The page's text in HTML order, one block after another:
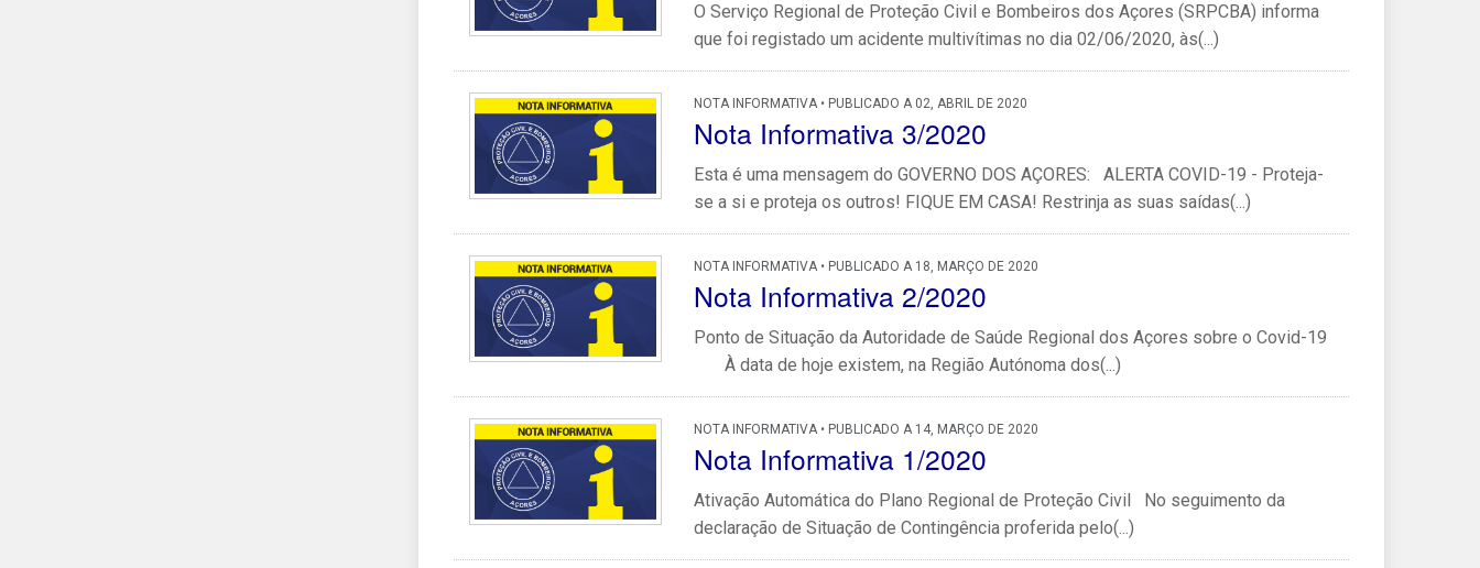
O Serviço Regional de Proteção Civil e Bombeiros dos Açores (SRPCBA) informa
que foi registado um acidente multivítimas no dia 02/06/2020, às(...)
NOTA INFORMATIVA • PUBLICADO A 02, ABRIL DE 2020
Nota Informativa 3/2020
Esta é uma mensagem do GOVERNO DOS AÇORES: ALERTA COVID-19 - Proteja-
se a si e proteja os outros! FIQUE EM CASA! Restrinja as suas saídas(...)
NOTA INFORMATIVA • PUBLICADO A 18, MARÇO DE 2020
Nota Informativa 2/2020
Ponto de Situação da Autoridade de Saúde Regional dos Açores sobre o Covid-19
À data de hoje existem, na Região Autónoma dos(...)
NOTA INFORMATIVA • PUBLICADO A 14, MARÇO DE 2020
Nota Informativa 1/2020
Ativação Automática do Plano Regional de Proteção Civil No seguimento da
declaração de Situação de Contingência proferida pelo(...)